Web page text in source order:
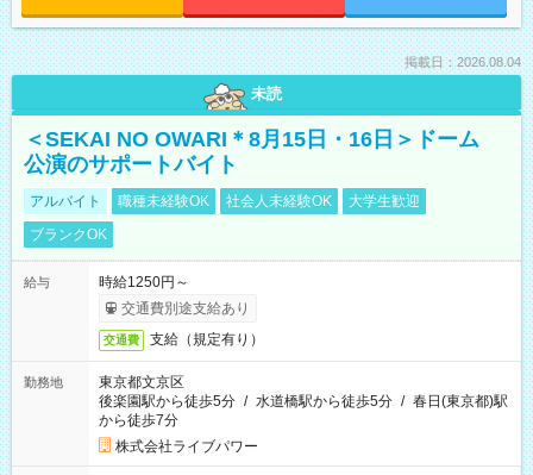
掲載日：2026.08.04
未読
＜SEKAI NO OWARI＊8月15日・16日＞ドーム
公演のサポートバイト
アルバイト 職種未経験OK 社会人未経験OK
大学生歓迎
ブランクOK
給与
時給1250円～
交通費別途支給あり
交通費 支給（規定有り）
勤務地
東京都文京区
後楽園駅から徒歩5分 / 水道橋駅から徒歩5分 / 春日(東京都)駅
から徒歩7分
株式会社ライブパワー